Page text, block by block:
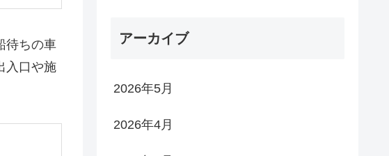
待ちの車
入口や施
アーカイブ
2026年5月
2026年4月